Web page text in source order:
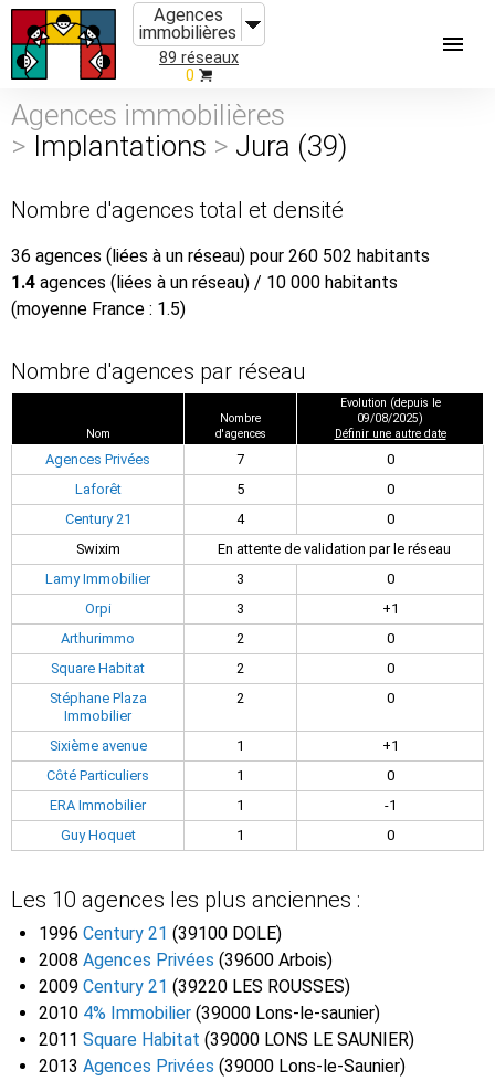
Agences
immobilières
89 réseaux
0
Agences immobilières
> Implantations > Jura (39)
Nombre d'agences total et densité
36 agences (liées à un réseau) pour 260 502 habitants
1.4 agences (liées à un réseau) / 10 000 habitants
(moyenne France : 1.5)
Nombre d'agences par réseau
Nom
Nombre
d'agences
Evolution (depuis le
09/08/2025)
Définir une autre date
Agences Privées 7
0
Laforêt
5
0
Century 21
4
0
Swixim
En attente de validation par le réseau
Lamy Immobilier
3
0
Orpi
3
+1
Arthurimmo
2
0
Square Habitat
2
0
Stéphane Plaza
Immobilier
2 0
Sixième avenue 1
+1
Côté Particuliers
1
0
ERA Immobilier
1
-1
Guy Hoquet
1 0
Les 10 agences les plus anciennes :
1996 Century 21 (39100 DOLE)
2008 Agences Privées (39600 Arbois)
2009 Century 21 (39220 LES ROUSSES)
2010 4% Immobilier (39000 Lons-le-saunier)
2011 Square Habitat (39000 LONS LE SAUNIER)
2013 Agences Privées (39000 Lons-le-Saunier)